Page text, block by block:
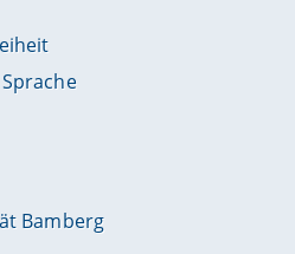
Bamberg